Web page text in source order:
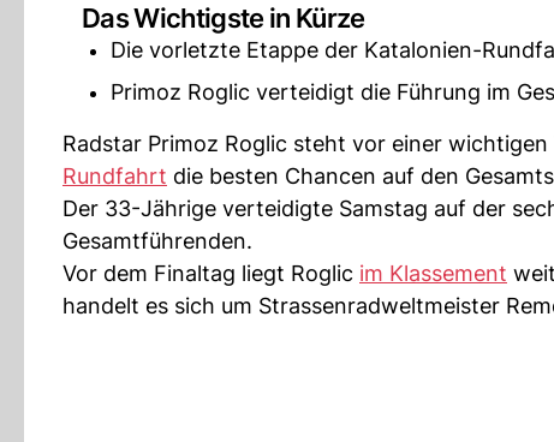
Das Wichtigste in Kürze
Die vorletzte Etappe der Katalonien-
Primoz Roglic verteidigt die Führung im
Radstar Primoz Roglic steht vor einer
Rundfahrt die besten Chancen auf den
Der 33-Jährige verteidigte Samstag auf der
Gesamtführenden.
Vor dem Finaltag liegt Roglic im Klassement
handelt es sich um Strassenradweltmeister